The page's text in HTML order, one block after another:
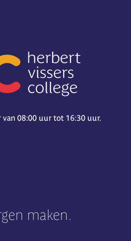
van 08:00 uur tot 16:30 uur.
maken.